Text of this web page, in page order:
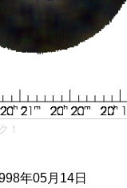
！
年05月14日